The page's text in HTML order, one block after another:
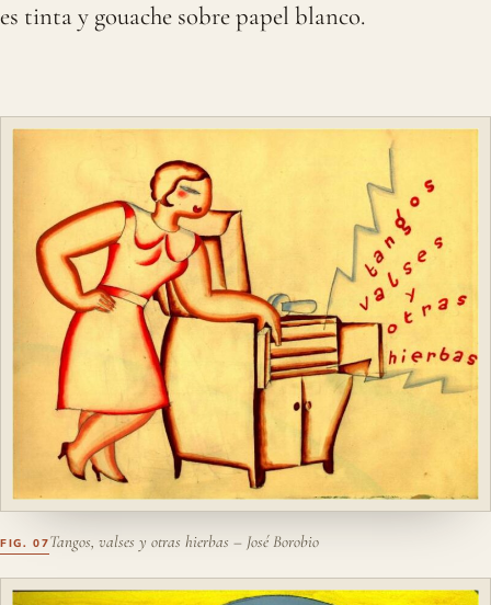
es tinta y gouache sobre papel blanco.
Tangos, valses y otras hierbas – José Borobio